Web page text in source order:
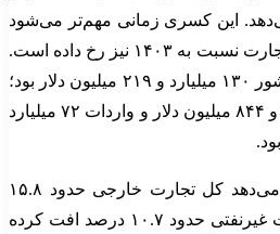
می‌دهد. این کسری زمانی مهم‌تر می‌شود
که بدانیم کاهش ارزش کل تجارت نسبت به ۱۴۰۳ نیز رخ داده است.
در ۱۴۰۳، تجارت غیرنفتی کشور ۱۳۰ میلیارد و ۲۱۹ میلیون دلار بود؛
صادرات غیرنفتی ۵۷ میلیارد و ۸۴۴ میلیون دلار و واردات ۷۲ میلیارد
مقایسه این دو دوره نشان می‌دهد کل تجارت خارجی حدود ۱۵.۸
درصد کاهش داشته، صادرات غیرنفتی حدود ۱۰.۷ درصد افت کرده